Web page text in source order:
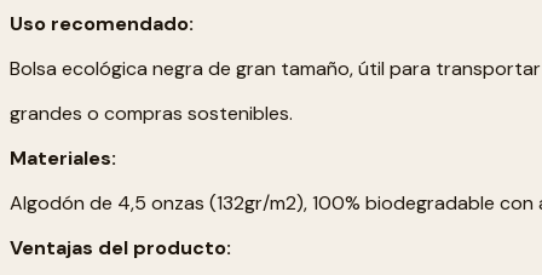
Uso recomendado:
Bolsa ecológica negra de gran tamaño, útil para
grandes o compras sostenibles.
Materiales:
Algodón de 4,5 onzas (132gr/m2), 100% biodegradable con
Ventajas del producto: